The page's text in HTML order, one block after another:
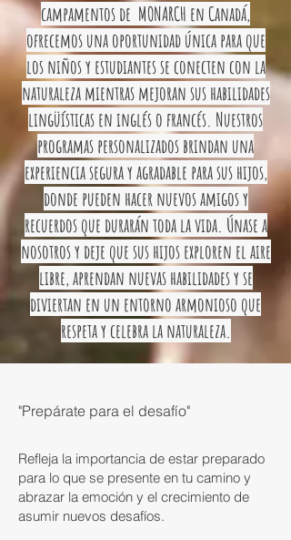
campamentos de MONARCH en Canadá,
ofrecemos una oportunidad única para que
los niños y estudiantes se conecten con la
naturaleza mientras mejoran sus habilidades
lingüísticas en inglés o francés. Nuestros
programas personalizados brindan una
experiencia segura y agradable para sus hijos,
donde pueden hacer nuevos amigos y
recuerdos que durarán toda la vida. Únase a
nosotros y deje que sus hijos exploren el aire
libre, aprendan nuevas habilidades y se
diviertan en un entorno armonioso que
respeta y celebra la naturaleza.
"Prepárate para el desafío"
Refleja la importancia de estar preparado
para lo que se presente en tu camino y
abrazar la emoción y el crecimiento de
asumir nuevos desafíos.